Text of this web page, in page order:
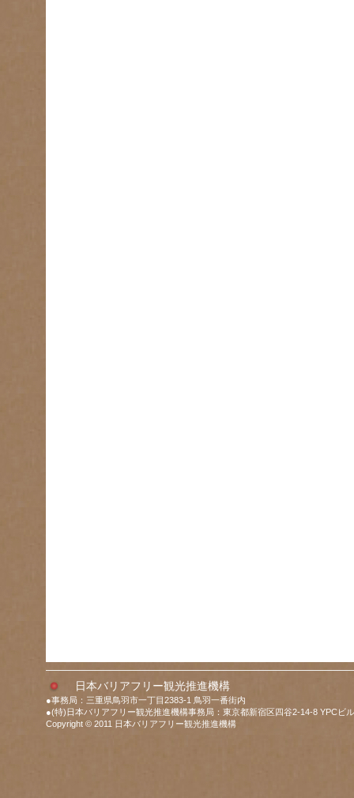
日本バリアフリー観光推進機構
●事務局：三重県鳥羽市一丁目2383-1 鳥羽一番街内
●(特)日本バリアフリー観光推進機構事務局：東京都新宿区四谷2-14-8 YPCビ
Copyright © 2011 日本バリアフリー観光推進機構